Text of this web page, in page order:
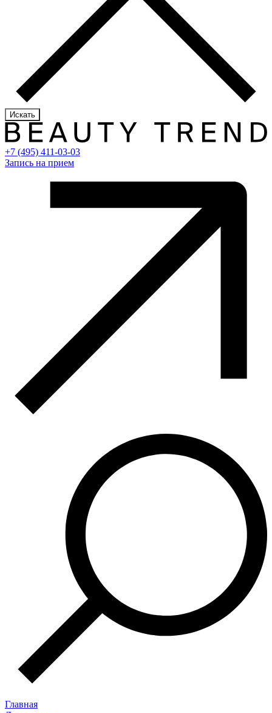
Искать
+7 (495) 411-03-03
Запись на прием
Главная